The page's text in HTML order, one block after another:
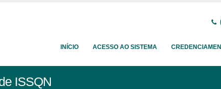
INÍCIO ACESSO AO SISTEMA
ISSQN